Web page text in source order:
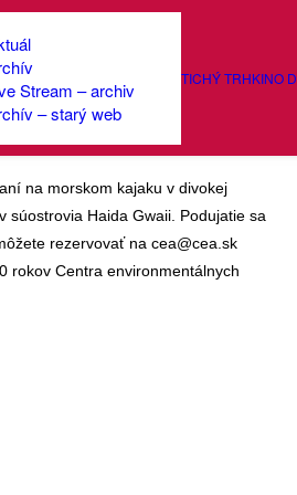
Stream – archiv
– starý web
TICHÝ TRHKINO
na morskom kajaku v divokej
súostrovia Haida Gwaii. Podujatie sa
rezervovať na cea@cea.sk
rokov Centra environmentálnych